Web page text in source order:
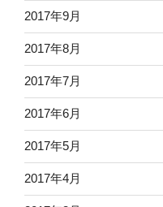
2017年9月
2017年8月
2017年7月
2017年6月
2017年5月
2017年4月